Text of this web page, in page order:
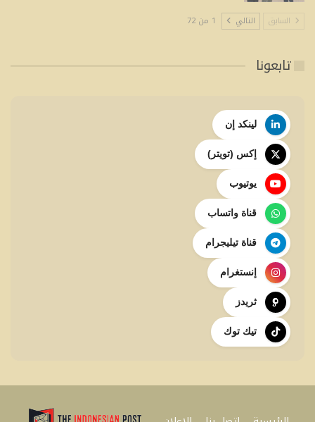
السابق التالي 1 من 72
تابعونا
لينكد إن
إكس (تويتر)
يوتيوب
قناة واتساب
قناة تيليجرام
إنستغرام
ثريدز
تيك توك